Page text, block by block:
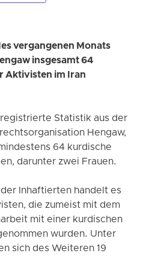
vergangenen Monats
insgesamt 64
Aktivisten im Iran
Statistik aus der
Hengaw,
64 kurdische
darunter zwei Frauen.
Inhaftierten handelt es
die zumeist mit dem
mit einer kurdischen
wurden. Unter
sich des Weiteren 19